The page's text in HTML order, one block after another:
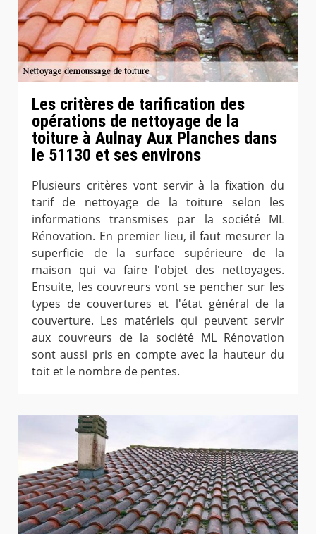
Les critères de tarification des
opérations de nettoyage de la
toiture à Aulnay Aux Planches dans
le 51130 et ses environs
Plusieurs critères vont servir à la fixation du
tarif de nettoyage de la toiture selon les
informations transmises par la société ML
Rénovation. En premier lieu, il faut mesurer la
superficie de la surface supérieure de la
maison qui va faire l'objet des nettoyages.
Ensuite, les couvreurs vont se pencher sur les
types de couvertures et l'état général de la
couverture. Les matériels qui peuvent servir
aux couvreurs de la société ML Rénovation
sont aussi pris en compte avec la hauteur du
toit et le nombre de pentes.